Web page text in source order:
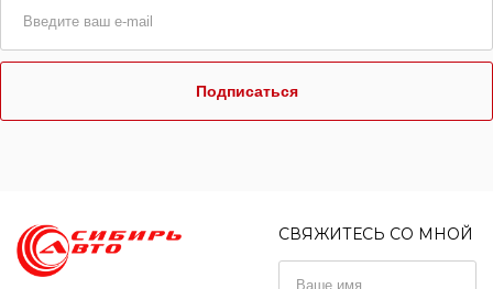
Подписаться
СВЯЖИТЕСЬ СО МНОЙ